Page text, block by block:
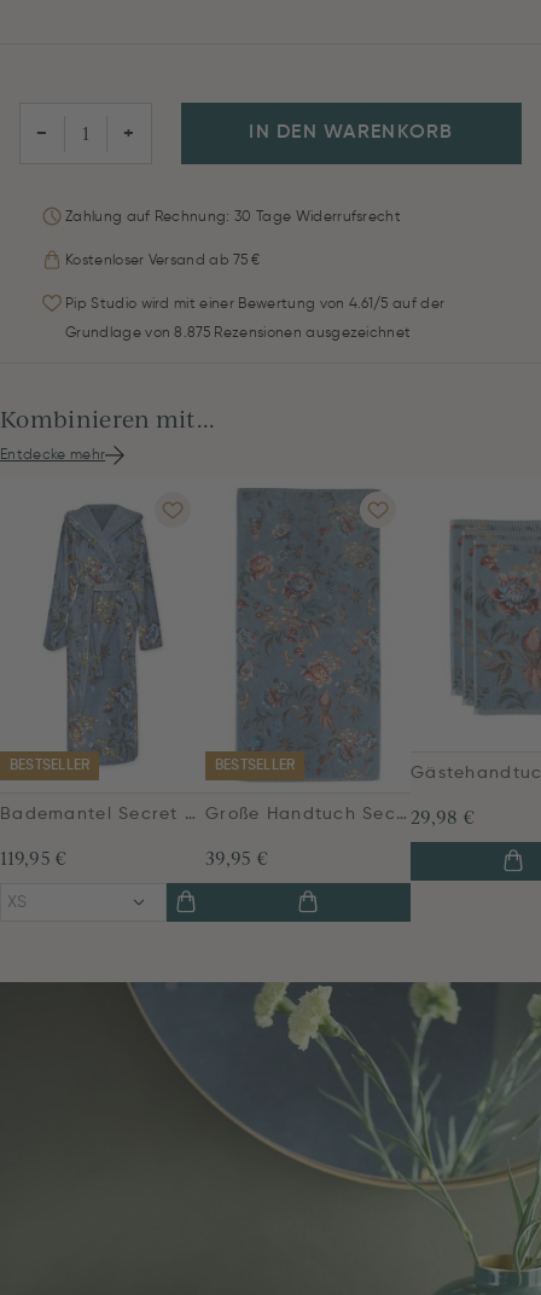
− + IN DEN WARENKORB
Zahlung auf Rechnung: 30 Tage Widerrufsrecht
Kostenloser Versand ab 75 €
Pip Studio wird mit einer Bewertung von 4.61/5 auf der
Grundlage von 8.875 Rezensionen ausgezeichnet
Kombinieren mit...
Entdecke mehr
BESTSELLER
Bademantel Secret Garden Blau
119,95 €
XS
BESTSELLER
Große Handtuch Secret Garden Blau 70x140cm
39,95 €
29,98 €